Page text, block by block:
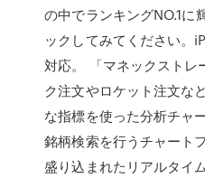
の中でランキングNO.1に
ックしてみてください
対応。 「マネックストレ
ク注文やロケット注文な
な指標を使った分析チャ
銘柄検索を行うチャート
盛り込まれたリアルタイ